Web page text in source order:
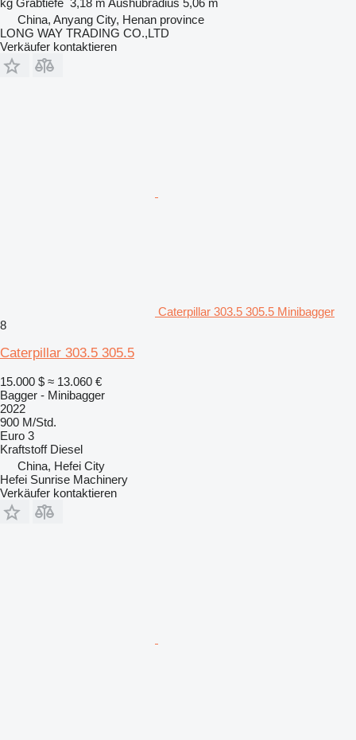
China, Anyang City, Henan province
LONG WAY TRADING CO.,LTD
Verkäufer kontaktieren
Caterpillar 303.5 305.5 Minibagger
8
Caterpillar 303.5 305.5
15.000 $ ≈ 13.060 €
Bagger - Minibagger
2022
900 M/Std.
Euro 3
Kraftstoff Diesel
China, Hefei City
Hefei Sunrise Machinery
Verkäufer kontaktieren